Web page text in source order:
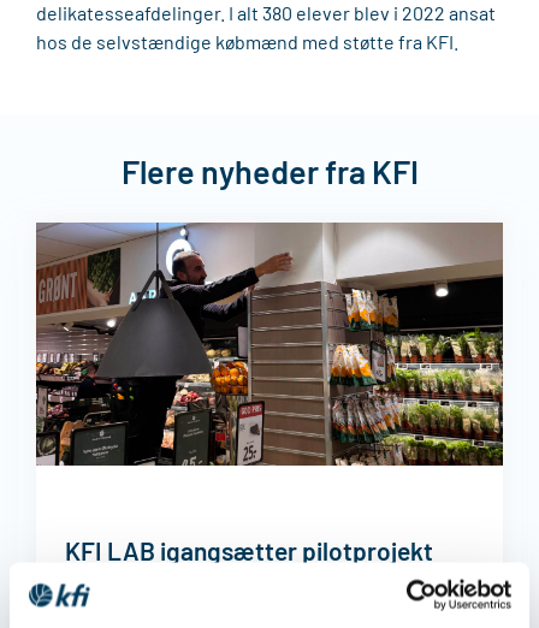
delikatesseafdelinger. I alt 380 elever blev i 2022 ansat
hos de selvstændige købmænd med støtte fra KFI.
Flere nyheder fra KFI
KFI LAB igangsætter pilotprojekt
Siden vi lancerede KFI LAB og senere udvalgte de